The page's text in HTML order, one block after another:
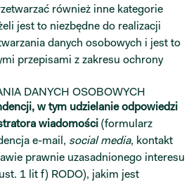
również inne kategorie
jest to niezbędne do realizacji
danych osobowych i jest to
przepisami z zakresu ochrony
DANYCH OSOBOWYCH
w tym udzielanie odpowiedzi
wiadomości(formularz
e-mail, social media, kontakt
prawnie uzasadnionego interesu
1 lit f) RODO), jakim jest